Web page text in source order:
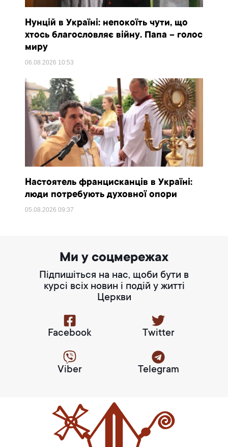
Нунцій в Україні: непокоїть чути, що
хтось благословляє війну. Папа – голос
миру
06.08.2026 10:53
Настоятель францисканців в Україні:
люди потребують духовної опори
05.08.202609:37
Ми у соцмережах
Підпишіться на нас, щоби бути в
курсі всіх новин і подій у житті
Церкви
Facebook Twitter
Viber Telegram